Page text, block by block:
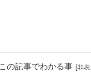
この記事でわかる事